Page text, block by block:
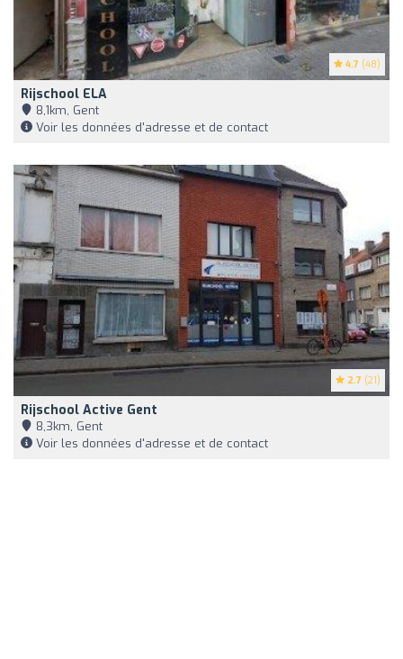
4.7 (48)
Rijschool ELA
8,1km, Gent
Voir les données d'adresse et de contact
2.7 (21)
Rijschool Active Gent
8,3km, Gent
Voir les données d'adresse et de contact